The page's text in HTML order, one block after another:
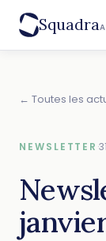
Squadra
← Toutes les
NEWSLETTER ·